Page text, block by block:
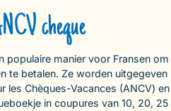
cheque
populaire manier voor Fransen om
te betalen. Ze worden uitgegeven
les Chèques-Vacances (ANCV) en
in coupures van 10, 20, 25